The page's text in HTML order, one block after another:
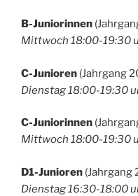
B-Juniorinnen
Mittwoch 18:00-19:30
C-Junioren (Jahrgang
Dienstag 18:00-19:30
C-Juniorinnen
Mittwoch 18:00-19:30
D1-Junioren (Jahrgang
Dienstag 16:30-18:00